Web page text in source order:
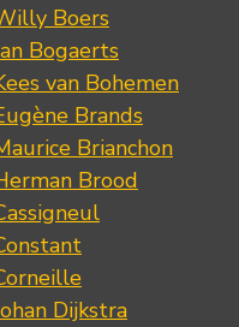
Boers
Bogaerts
van Bohemen
Brands
Brianchon
Brood
Dijkstra